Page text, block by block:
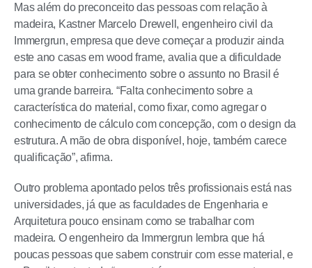
Mas além do preconceito das pessoas com relação à
madeira, Kastner Marcelo Drewell, engenheiro civil da
Immergrun, empresa que deve começar a produzir ainda
este ano casas em wood frame, avalia que a dificuldade
para se obter conhecimento sobre o assunto no Brasil é
uma grande barreira. “Falta conhecimento sobre a
característica do material, como fixar, como agregar o
conhecimento de cálculo com concepção, com o design da
estrutura. A mão de obra disponível, hoje, também carece
qualificação”, afirma.
Outro problema apontado pelos três profissionais está nas
universidades, já que as faculdades de Engenharia e
Arquitetura pouco ensinam como se trabalhar com
madeira. O engenheiro da Immergrun lembra que há
poucas pessoas que sabem construir com esse material, e